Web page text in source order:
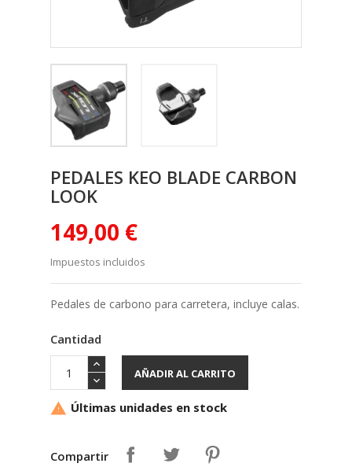
PEDALES KEO BLADE CARBON
LOOK
149,00 €
Impuestos incluidos
Pedales de carbono para carretera, incluye calas.
Cantidad
AÑADIR AL CARRITO
 Últimas unidades en stock
Compartir